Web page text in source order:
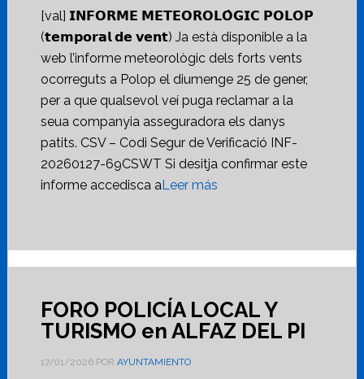
[val] 𝗜𝗡𝗙𝗢𝗥𝗠𝗘 𝗠𝗘𝗧𝗘𝗢𝗥𝗢𝗟𝗢̀𝗚𝗜𝗖 𝗣𝗢𝗟𝗢𝗣
(𝘁𝗲𝗺𝗽𝗼𝗿𝗮𝗹 𝗱𝗲 𝘃𝗲𝗻𝘁) Ja està disponible a la
web l’informe meteorològic dels forts vents
ocorreguts a Polop el diumenge 25 de gener,
per a que qualsevol veí puga reclamar a la
seua companyia asseguradora els danys
patits. CSV – Codi Segur de Verificació INF-
20260127-69CSWT Si desitja confirmar este
informe accedisca aLeer más
FORO POLICÍA LOCAL Y
TURISMO en ALFAZ DEL PI
17/01/2026POR AYUNTAMIENTO